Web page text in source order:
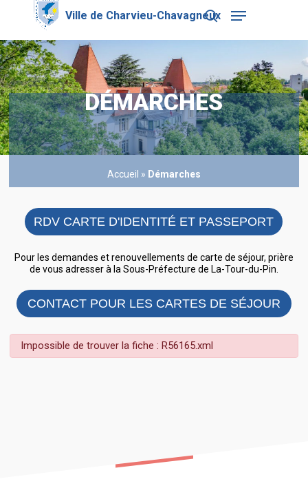
content
search
Menu
DÉMARCHES
Accueil » Démarches
RDV CARTE D'IDENTITÉ ET PASSEPORT
Pour les demandes et renouvellements de carte de séjour, prière
de vous adresser à la Sous-Préfecture de La-Tour-du-Pin.
CONTACT POUR LES CARTES DE SÉJOUR
Impossible de trouver la fiche : R56165.xml
Close